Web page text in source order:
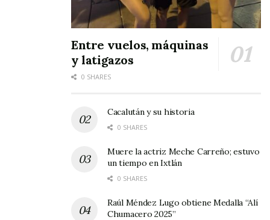
El presidente municipal Chuyín Bernal les ha
otorgado las facilidades para sus sesiones, las
cuales se realizan de lunes a viernes, con una
una organización sin fines de lucro”, puntualiza.
Entre vuelos, máquinas
y latigazos
0 SHARES
Cacalután y su historia
0 SHARES
Muere la actriz Meche Carreño; estuvo
un tiempo en Ixtlán
0 SHARES
Raúl Méndez Lugo obtiene Medalla “Alí
Chumacero 2025”